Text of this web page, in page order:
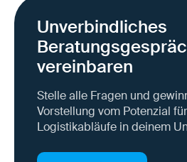
Unverbindliches
vereinbaren
Stelle alle Fragen und
Vorstellung vom Potenzial
Logistikabläufe in deinem